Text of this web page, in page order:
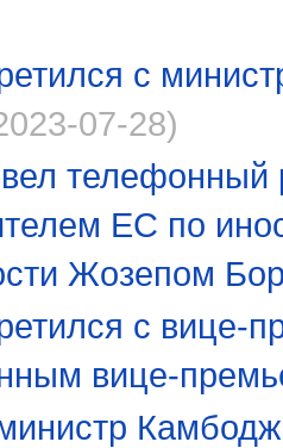
с
07-28)
телефонный
ЕС по
Жозепом
с вице-
вице-